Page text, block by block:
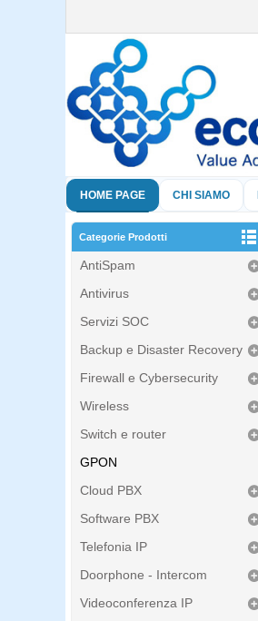
HOME PAGE CHI SIAMO
Categorie Prodotti
AntiSpam
Antivirus
Servizi SOC
Backup e Disaster Recovery
Firewall e Cybersecurity
Wireless
Switch e router
GPON
Cloud PBX
Software PBX
Telefonia IP
Doorphone - Intercom
Videoconferenza IP